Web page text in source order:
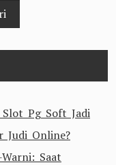
Pg Soft Jadi
Judi Online?
Saat